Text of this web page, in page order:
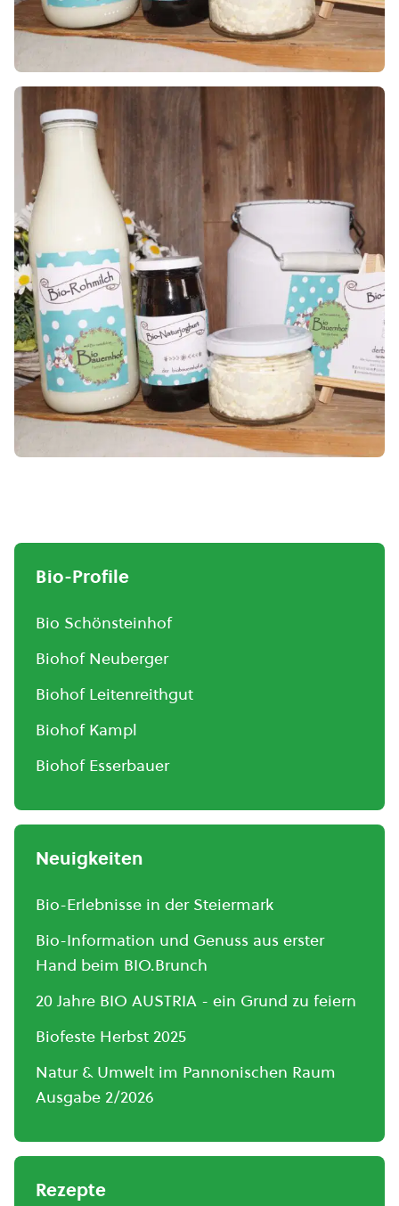
Bio-Profile
Bio Schönsteinhof
Biohof Neuberger
Biohof Leitenreithgut
Biohof Kampl
Biohof Esserbauer
Neuigkeiten
Bio-Erlebnisse in der Steiermark
Bio-Information und Genuss aus erster
Hand beim BIO.Brunch
20 Jahre BIO AUSTRIA - ein Grund zu feiern
Biofeste Herbst 2025
Natur & Umwelt im Pannonischen Raum
Ausgabe 2/2026
Rezepte